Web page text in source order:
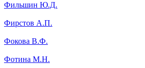
Фильшин Ю.Д.
Фирстов А.П.
Фокова В.Ф.
Фотина М.Н.